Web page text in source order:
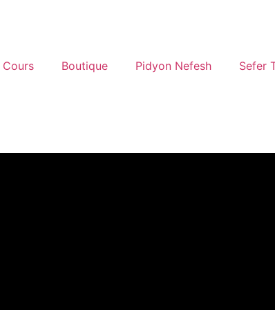
Cours Boutique Pidyon Nefesh Sefer